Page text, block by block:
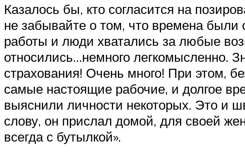
Казалось бы, кто согласится на
не забывайте о том, что времена были
работы и люди хватались за любые
относились…немного легкомысленно.
страхования! Очень много! При этом,
самые настоящие рабочие, и долгое
выяснили личности некоторых. Это и
слову, он прислал домой, для своей
всегда с бутылкой».